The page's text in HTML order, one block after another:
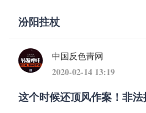
汾阳拄杖
中国反色靑网
2020-02-14 13:19
这个时候还顶风作案！非法